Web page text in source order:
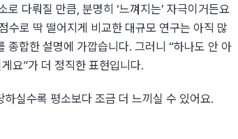
다뤄질 만큼, 분명히 ‘느껴지는’ 자극이거든요
수로 딱 떨어지게 비교한 대규모 연구는 아직 많
종합한 설명에 가깝습니다. 그러니 “하나도 안 아
요”가 더 정직한 표현입니다.
실수록 평소보다 조금 더 느끼실 수 있어요.